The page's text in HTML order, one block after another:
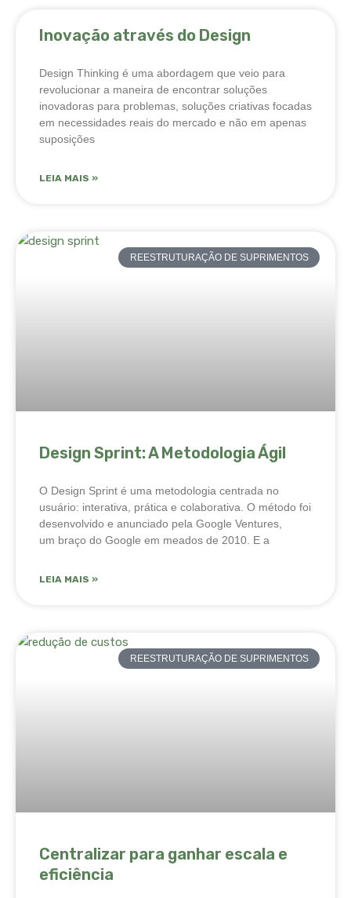
Inovação através do Design
Design Thinking é uma abordagem que veio para
revolucionar a maneira de encontrar soluções
inovadoras para problemas, soluções criativas focadas
em necessidades reais do mercado e não em apenas
suposições
LEIA MAIS »
REESTRUTURAÇÃO DE SUPRIMENTOS
Design Sprint: A Metodologia Ágil
O Design Sprint é uma metodologia centrada no
usuário: interativa, prática e colaborativa. O método foi
desenvolvido e anunciado pela Google Ventures,
um braço do Google em meados de 2010. E a
LEIA MAIS »
REESTRUTURAÇÃO DE SUPRIMENTOS
Centralizar para ganhar escala e
eficiência